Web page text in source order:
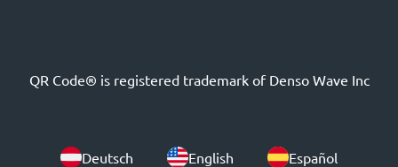
QR Code® is registered trademark of Denso Wave Inc
Deutsch English Español